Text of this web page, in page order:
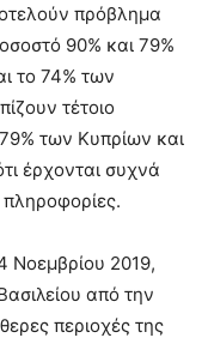
πρόβλημα
90% και 79%
το 74% των
τέτοιο
των Κυπρίων και
έρχονται συχνά
πληροφορίες.
Νοεμβρίου 2019,
από την
περιοχές της